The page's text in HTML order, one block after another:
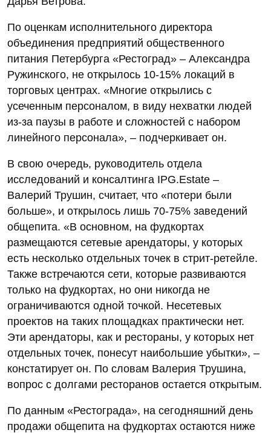
По оценкам исполнительного директора
объединения предприятий общественного
питания Петербурга «Рестоград» – Александра
Ружинского, не открылось 10-15% локаций в
торговых центрах. «Многие открылись с
усеченным персоналом, в виду нехватки людей
из-за паузы в работе и сложностей с набором
линейного персонала», – подчеркивает он.
В свою очередь, руководитель отдела
исследований и консалтинга IPG.Estate –
Валерий Трушин, считает, что «потери были
больше», и открылось лишь 70-75% заведений
общепита. «В основном, на фудкортах
размещаются сетевые арендаторы, у которых
есть несколько отдельных точек в стрит-ретейле.
Также встречаются сети, которые развиваются
только на фудкортах, но они никогда не
ограничиваются одной точкой. Несетевых
проектов на таких площадках практически нет.
Эти арендаторы, как и рестораны, у которых нет
отдельных точек, понесут наибольшие убытки», –
констатирует он. По словам Валерия Трушина,
вопрос с долгами ресторанов остается открытым.
По данным «Рестограда», на сегодняшний день
продажи общепита на фудкортах остаются ниже